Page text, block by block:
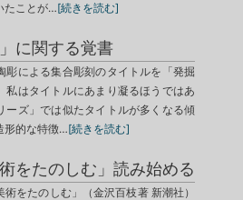
たことが…[続きを読む]
に関する覚書
彫による集合彫刻のタイトルを「発掘
私はタイトルにあまり凝るほうではあ
ーズ」では似たタイトルが多くなる傾
形的な特徴…[続きを読む]
をたのしむ」読み始める
をたのしむ」（金沢百枝著 新潮社）